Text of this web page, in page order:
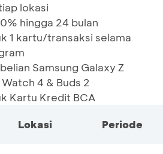
lokasi
hingga 24 bulan
1 kartu/transaksi selama
Samsung Galaxy Z
4 & Buds 2
Kartu Kredit BCA
Lokasi Periode